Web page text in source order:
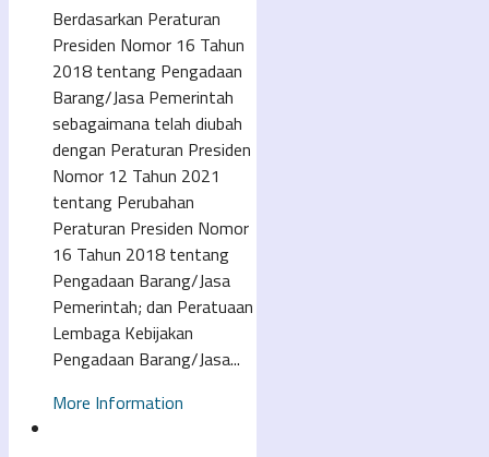
Berdasarkan Peraturan
Presiden Nomor 16 Tahun
2018 tentang Pengadaan
Barang/Jasa Pemerintah
sebagaimana telah diubah
dengan Peraturan Presiden
Nomor 12 Tahun 2021
tentang Perubahan
Peraturan Presiden Nomor
16 Tahun 2018 tentang
Pengadaan Barang/Jasa
Pemerintah; dan Peratuaan
Lembaga Kebijakan
Pengadaan Barang/Jasa...
More Information